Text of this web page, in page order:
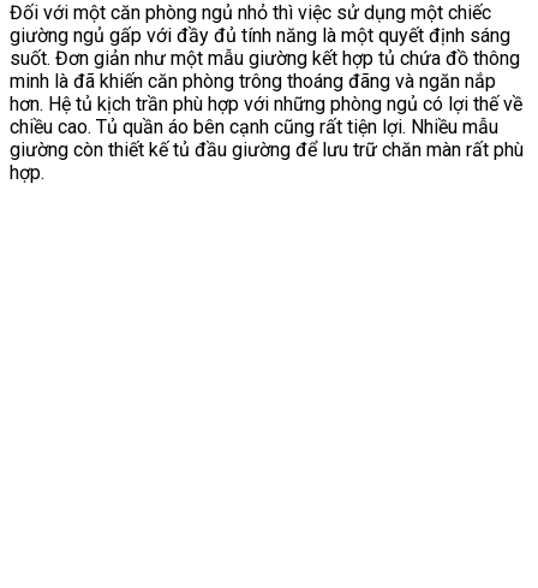
Đối với một căn phòng ngủ nhỏ thì việc sử dụng một chiếc
giường ngủ gấp với đầy đủ tính năng là một quyết định sáng
suốt. Đơn giản như một mẫu giường kết hợp tủ chứa đồ thông
minh là đã khiến căn phòng trông thoáng đãng và ngăn nắp
hơn. Hệ tủ kịch trần phù hợp với những phòng ngủ có lợi thế về
chiều cao. Tủ quần áo bên cạnh cũng rất tiện lợi. Nhiều mẫu
giường còn thiết kế tủ đầu giường để lưu trữ chăn màn rất phù
hợp.